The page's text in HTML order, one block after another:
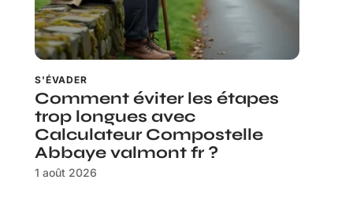
S'ÉVADER
Comment éviter les étapes
trop longues avec
Calculateur Compostelle
Abbaye valmont fr ?
1 août 2026